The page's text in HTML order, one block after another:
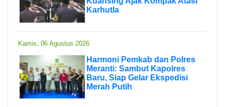
Karhutla
Kamis, 06 Agustus 2026
Harmoni Pemkab dan Polres
Meranti: Sambut Kapolres
Baru, Siap Gelar Ekspedisi
Merah Putih